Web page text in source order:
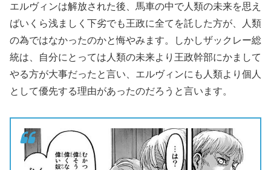
エルヴィンは解放された後、馬車の中で人類の未来を思え
ばいくら浅ましく下劣でも王政に全てを託した方が、人類
の為ではなかったのかと悔やみます。しかしザックレー総
統は、自分にとっては人類の未来より王政幹部にかまして
やる方が大事だったと言い、エルヴィンにも人類より個人
として優先する理由があったのだろうと言います。